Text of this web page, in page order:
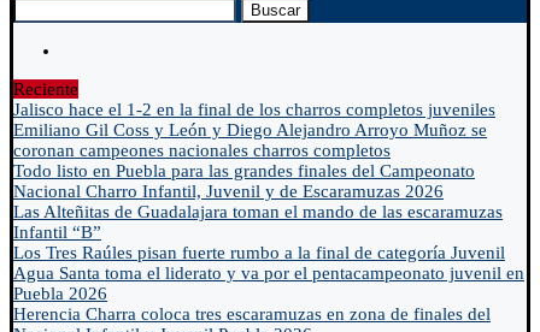
Buscar
Reciente
Jalisco hace el 1-2 en la final de los charros completos juveniles
Emiliano Gil Coss y León y Diego Alejandro Arroyo Muñoz se
coronan campeones nacionales charros completos
Todo listo en Puebla para las grandes finales del Campeonato
Nacional Charro Infantil, Juvenil y de Escaramuzas 2026
Las Alteñitas de Guadalajara toman el mando de las escaramuzas
Infantil “B”
Los Tres Raúles pisan fuerte rumbo a la final de categoría Juvenil
Agua Santa toma el liderato y va por el pentacampeonato juvenil en
Puebla 2026
Herencia Charra coloca tres escaramuzas en zona de finales del